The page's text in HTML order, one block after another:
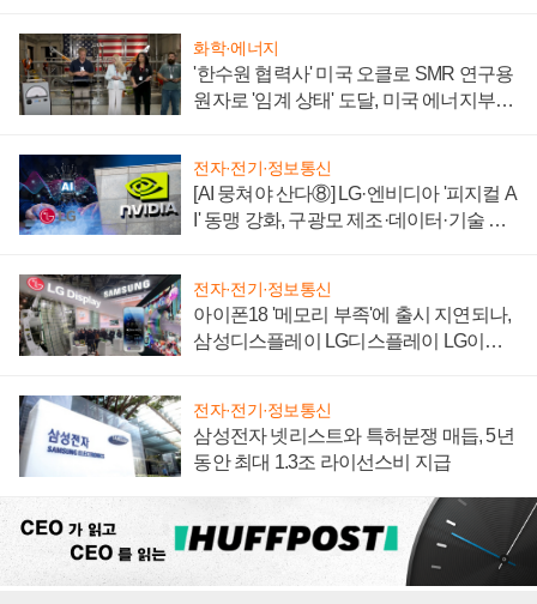
화학·에너지
'한수원 협력사' 미국 오클로 SMR 연구용
원자로 '임계 상태' 도달, 미국 에너지부
전자·전기·정보통신
[AI 뭉쳐야 산다⑧] LG·엔비디아 '피지컬 A
I' 동맹 강화, 구광모 제조·데이터·기술 결
전자·전기·정보통신
아이폰18 '메모리 부족'에 출시 지연되나,
삼성디스플레이 LG디스플레이 LG이노
전자·전기·정보통신
삼성전자 넷리스트와 특허분쟁 매듭, 5년
동안 최대 1.3조 라이선스비 지급